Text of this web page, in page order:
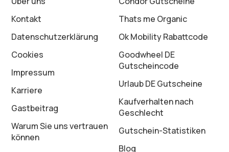
Kontakt
Datenschutz­erklärung
Cookies
Impressum
Karriere
Gastbeitrag
Warum Sie uns vertrauen
können
Thats me Organic
Ok Mobility Rabattcode
Goodwheel DE
Gutscheincode
Urlaub DE Gutscheine
Kaufverhalten nach
Geschlecht
Gutschein-Statistiken
Blog